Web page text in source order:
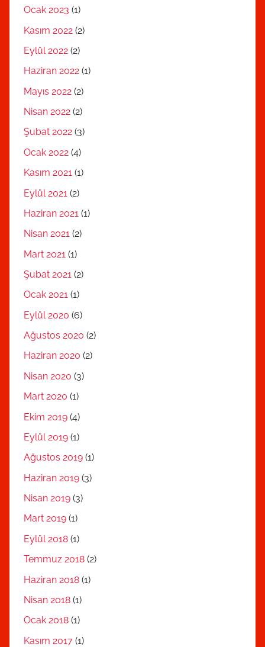
Ocak 2023 (1)
Kasım 2022 (2)
Eylül 2022 (2)
Haziran 2022 (1)
Mayıs 2022 (2)
Nisan 2022 (2)
Şubat 2022 (3)
Ocak 2022 (4)
Kasım 2021 (1)
Eylül 2021 (2)
Haziran 2021 (1)
Nisan 2021 (2)
Mart 2021 (1)
Şubat 2021 (2)
Ocak 2021 (1)
Eylül 2020 (6)
Ağustos 2020 (2)
Haziran 2020 (2)
Nisan 2020 (3)
Mart 2020 (1)
Ekim 2019 (4)
Eylül 2019 (1)
Ağustos 2019 (1)
Haziran 2019 (3)
Nisan 2019 (3)
Mart 2019 (1)
Eylül 2018 (1)
Temmuz 2018 (2)
Haziran 2018 (1)
Nisan 2018 (1)
Ocak 2018 (1)
Kasım 2017 (1)